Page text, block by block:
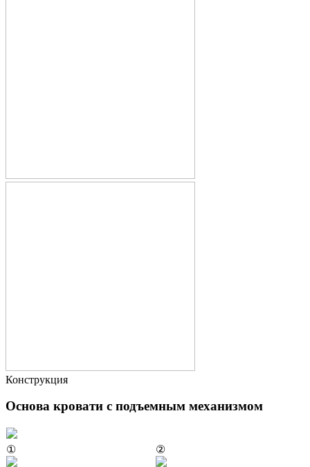
Конструкция
Основа кровати с подъемным механизмом
① ②